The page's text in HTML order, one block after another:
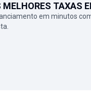
MELHORES TAXAS
em minutos